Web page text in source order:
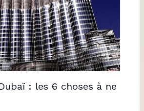
: les 6 choses à ne